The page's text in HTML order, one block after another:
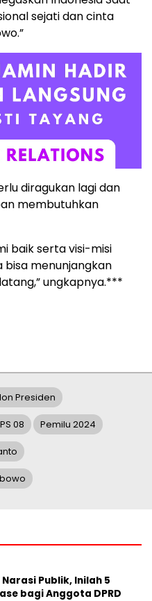
sejati dan cinta
diragukan lagi dan
membutuhkan
baik serta visi-misi
menunjangkan
ungkapnya.***
Presiden
08 Pemilu 2024
Publik, Inilah 5
bagi Anggota DPRD